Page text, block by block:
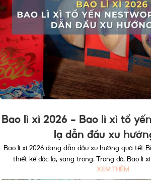
Bao lì xì 2026 – Bao lì xì tổ
lạ dẫn đầu xu
Bao lì xì 2026 đang dẫn đầu xu hướng quà tết
thiết kế độc lạ, sang trọng. Trong đó, Bao lì xì
XEM THÊM